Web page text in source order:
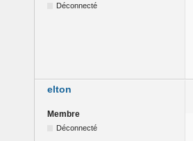
Déconnecté
elton
Membre
Déconnecté